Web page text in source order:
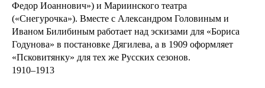
Федор Иоаннович») и Мариинского театра
(«Снегурочка»). Вместе с Александром Головиным и
Иваном Билибиным работает над эскизами для «Бориса
Годунова» в постановке Дягилева, а в 1909 оформляет
«Псковитянку» для тех же Русских сезонов.
1910–1913